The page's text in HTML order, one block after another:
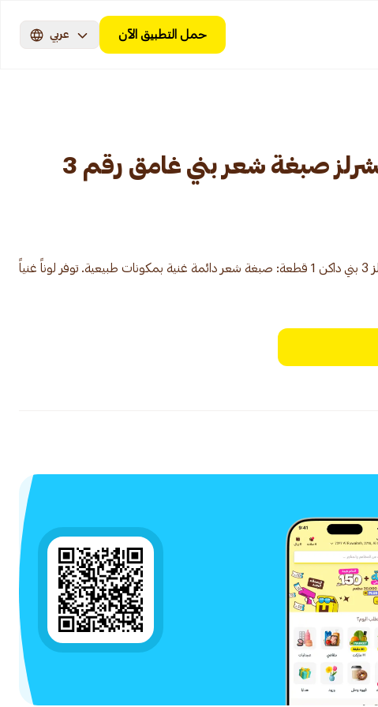
حمل التطبيق الآن عربي
جارنييه كولور ناتشرلز صبغة شعر بني غامق رقم 3
صبغة شعر غارنييه كولور ناتشورالز 3 بني داكن 1 قطعة: صبغة شعر دائمة غنية بمكونات طبيعية. توفر لوناً غنياً